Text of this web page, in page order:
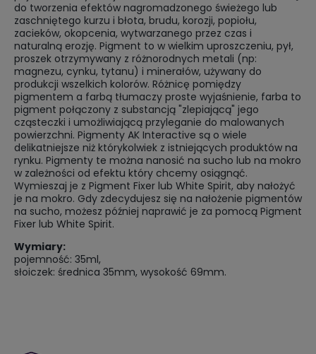
do tworzenia efektów nagromadzonego świeżego lub
zaschniętego kurzu i błota, brudu, korozji, popiołu,
zacieków, okopcenia, wytwarzanego przez czas i
naturalną erozję. Pigment to w wielkim uproszczeniu, pył,
proszek otrzymywany z różnorodnych metali (np:
magnezu, cynku, tytanu) i minerałów, używany do
produkcji wszelkich kolorów. Różnicę pomiędzy
pigmentem a farbą tłumaczy proste wyjaśnienie, farba to
pigment połączony z substancją "zlepiającą" jego
cząsteczki i umożliwiającą przyleganie do malowanych
powierzchni. Pigmenty AK Interactive są o wiele
delikatniejsze niż którykolwiek z istniejących produktów na
rynku. Pigmenty te można nanosić na sucho lub na mokro
w zależności od efektu który chcemy osiągnąć.
Wymieszaj je z Pigment Fixer lub White Spirit, aby nałożyć
je na mokro. Gdy zdecydujesz się na nałożenie pigmentów
na sucho, możesz później naprawić je za pomocą Pigment
Fixer lub White Spirit.
Wymiary:
pojemność: 35ml,
słoiczek: średnica 35mm, wysokość 69mm.